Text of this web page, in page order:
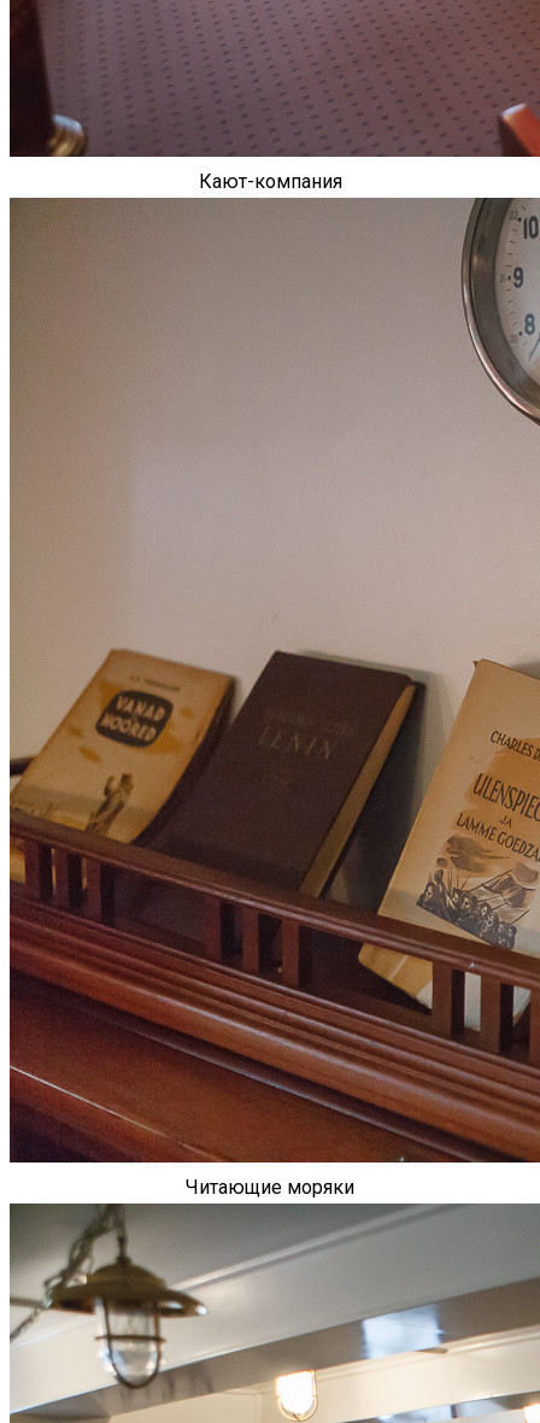
Кают-компания
Читающие моряки